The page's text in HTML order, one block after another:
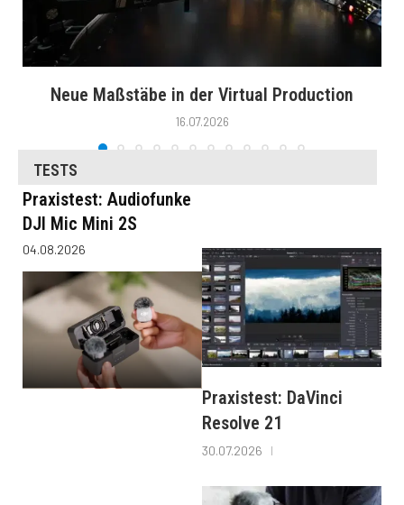
Neue Maßstäbe in der Virtual Production
16.07.2026
TESTS
Praxistest: Audiofunke
DJI Mic Mini 2S
04.08.2026
Praxistest: DaVinci
Resolve 21
30.07.2026